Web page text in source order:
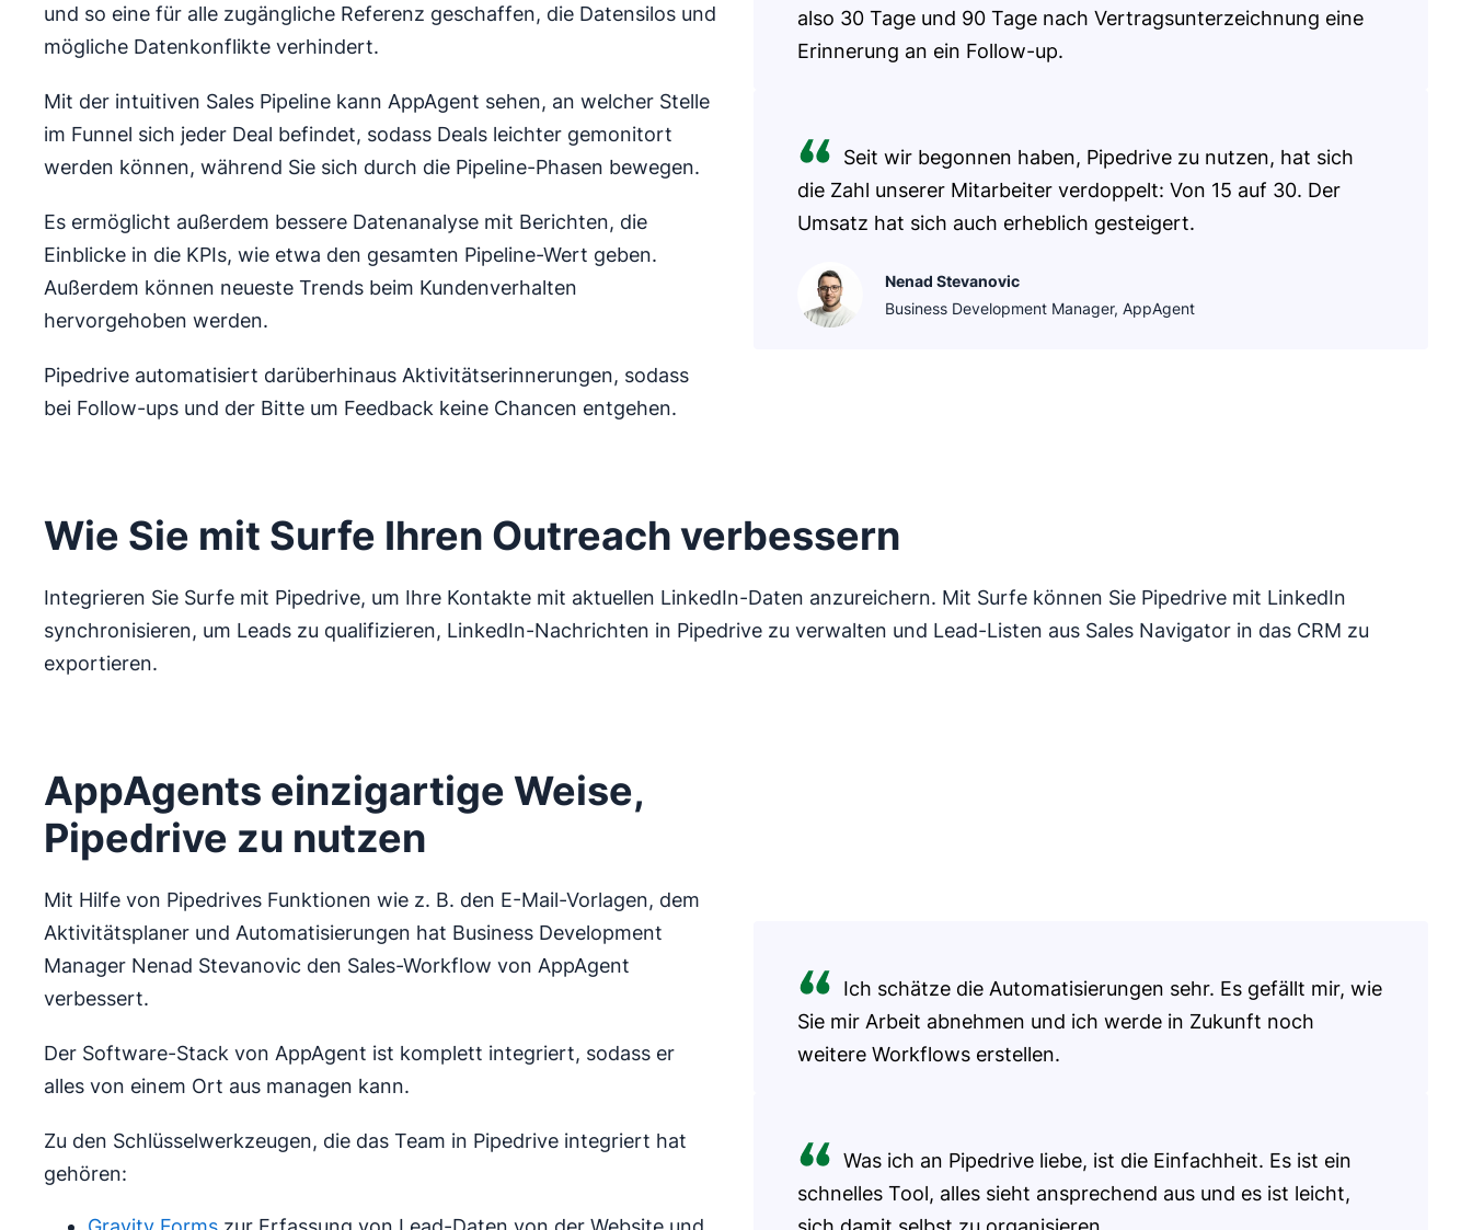
und so eine für alle zugängliche Referenz geschaffen, die Datensilos und
mögliche Datenkonflikte verhindert.
Mit der intuitiven Sales Pipeline kann AppAgent sehen, an welcher Stelle
im Funnel sich jeder Deal befindet, sodass Deals leichter gemonitort
werden können, während Sie sich durch die Pipeline-Phasen bewegen.
Es ermöglicht außerdem bessere Datenanalyse mit Berichten, die
Einblicke in die KPIs, wie etwa den gesamten Pipeline-Wert geben.
Außerdem können neueste Trends beim Kundenverhalten
hervorgehoben werden.
Pipedrive automatisiert darüberhinaus Aktivitätserinnerungen, sodass
bei Follow-ups und der Bitte um Feedback keine Chancen entgehen.
also 30 Tage und 90 Tage nach Vertragsunterzeichnung eine
Erinnerung an ein Follow-up.
Seit wir begonnen haben, Pipedrive zu nutzen, hat sich
die Zahl unserer Mitarbeiter verdoppelt: Von 15 auf 30. Der
Umsatz hat sich auch erheblich gesteigert.
Nenad Stevanovic
Business Development Manager, AppAgent
Wie Sie mit Surfe Ihren Outreach verbessern
Integrieren Sie Surfe mit Pipedrive, um Ihre Kontakte mit aktuellen LinkedIn-Daten anzureichern. Mit Surfe können Sie Pipedrive mit LinkedIn
synchronisieren, um Leads zu qualifizieren, LinkedIn-Nachrichten in Pipedrive zu verwalten und Lead-Listen aus Sales Navigator in das CRM zu
exportieren.
AppAgents einzigartige Weise,
Pipedrive zu nutzen
Mit Hilfe von Pipedrives Funktionen wie z. B. den E-Mail-Vorlagen, dem
Aktivitätsplaner und Automatisierungen hat Business Development
Manager Nenad Stevanovic den Sales-Workflow von AppAgent
verbessert.
Der Software-Stack von AppAgent ist komplett integriert, sodass er
alles von einem Ort aus managen kann.
Zu den Schlüsselwerkzeugen, die das Team in Pipedrive integriert hat
gehören:
Ich schätze die Automatisierungen sehr. Es gefällt mir, wie
Sie mir Arbeit abnehmen und ich werde in Zukunft noch
weitere Workflows erstellen.
Was ich an Pipedrive liebe, ist die Einfachheit. Es ist ein
schnelles Tool, alles sieht ansprechend aus und es ist leicht,